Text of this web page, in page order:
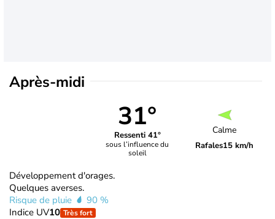
Après-midi
31°
Ressenti 41°
sous l’influence du
soleil
Calme
Rafales15 km/h
Développement d'orages.
Quelques averses.
Risque de pluie
90 %
Indice UV10 Très fort